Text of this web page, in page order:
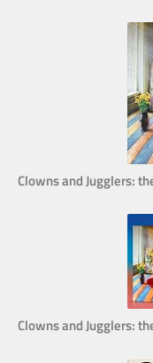
Clowns and Jugglers:
Clowns and Jugglers: